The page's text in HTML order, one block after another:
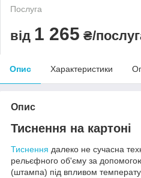
Послуга
від 1 265 ₴/
Опис Характеристики
Опис
Тиснення на картоні
Тиснення далеко не сучасна
рельєфного об'єму за
(штампа) під впливом